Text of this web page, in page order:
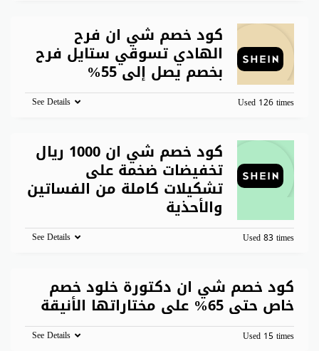
كود خصم شي ان فرح
الهادي تسوقي ستايل فرح
بخصم يصل إلى 55%
Used 126 times
See Details
كود خصم شي ان 1000 ريال
تخفيضات ضخمة على
تشكيلات كاملة من الفساتين
والأحذية
Used 83 times
See Details
كود خصم شي ان دكتورة خلود خصم
خاص حتى 65% على مختاراتها الأنيقة
Used 15 times
See Details